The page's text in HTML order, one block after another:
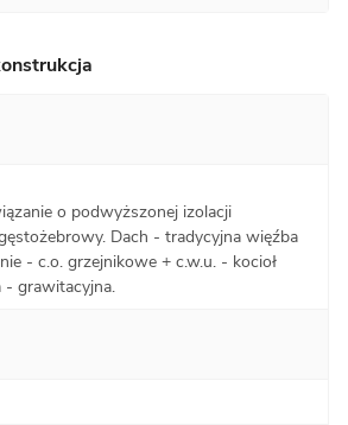
o podwyższonej izolacji
Dach - tradycyjna więźba
- c.o. grzejnikowe + c.w.u. - kocioł
- grawitacyjna.